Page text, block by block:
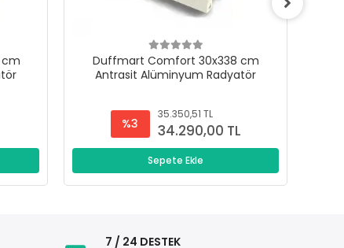
Duffmart Comfort 30x338 cm
Antrasit Alüminyum Radyatör
%3
35.350,51 TL
34.290,00 TL
Sepete Ekle
7 / 24 DESTEK